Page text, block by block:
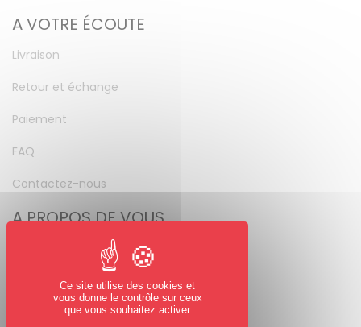
A VOTRE ÉCOUTE
Livraison
Retour et échange
Paiement
FAQ
Contactez-nous
A PROPOS DE VOUS
Mot de passe perdu
NOUS SUIVRE
Ce site utilise des cookies et
vous donne le contrôle sur ceux
que vous souhaitez activer